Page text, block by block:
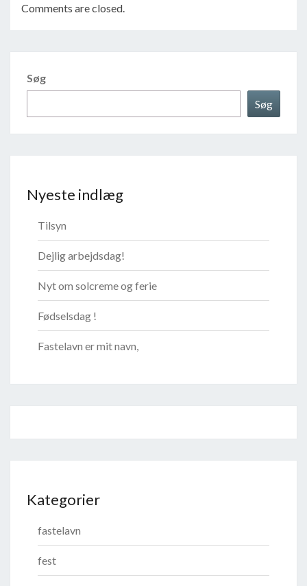
Comments are closed.
Søg
Søg
Nyeste indlæg
Tilsyn
Dejlig arbejdsdag!
Nyt om solcreme og ferie
Fødselsdag !
Fastelavn er mit navn,
Kategorier
fastelavn
fest